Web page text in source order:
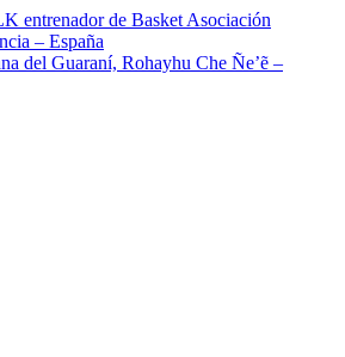
entrenador de Basket Asociación
– España
del Guaraní, Rohayhu Che Ñe’ẽ –